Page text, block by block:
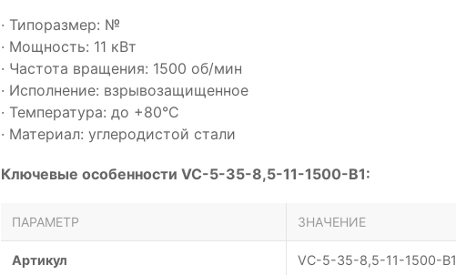
· Типоразмер: №
· Мощность: 11 кВт
· Частота вращения: 1500 об/мин
· Исполнение: взрывозащищенное
· Температура: до +80°С
· Материал: углеродистой стали
Ключевые особенности VC-5-35-8,5-11-1500-B1:
ПАРАМЕТР ЗНАЧЕНИЕ
Артикул VC-5-35-8,5-11-1500-B1